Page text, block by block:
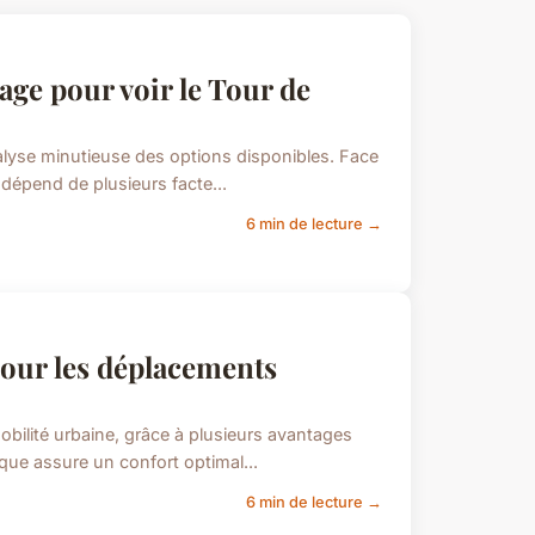
pour voir le Tour de
minutieuse des options disponibles. Face
de plusieurs facte...
6 min de lecture →
les déplacements
urbaine, grâce à plusieurs avantages
assure un confort optimal...
6 min de lecture →